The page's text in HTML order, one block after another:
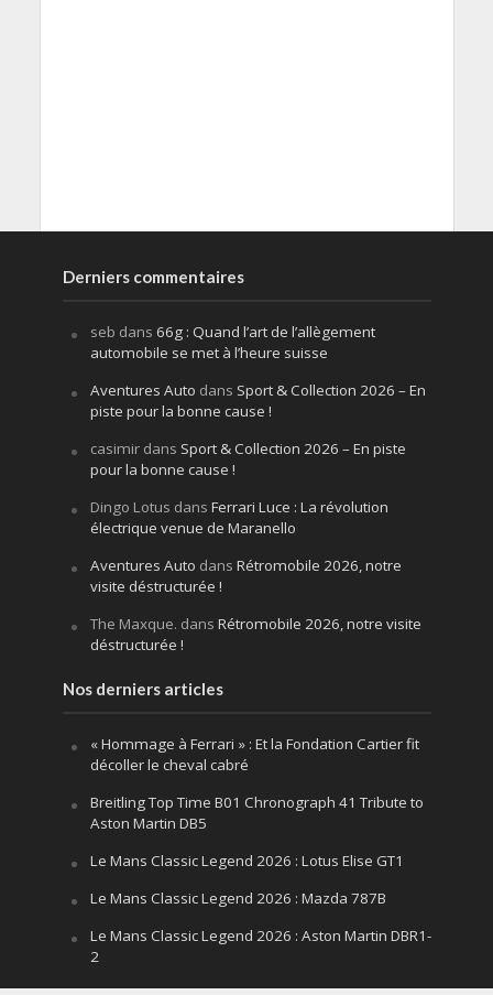
Derniers commentaires
seb dans 66g : Quand l’art de l’allègement
automobile se met à l’heure suisse
Aventures Auto dans Sport & Collection 2026 – En
piste pour la bonne cause !
casimirdans Sport & Collection 2026 – En piste
pour la bonne cause !
Dingo Lotus dans Ferrari Luce : La révolution
électrique venue de Maranello
Aventures Auto dans Rétromobile 2026, notre
visite déstructurée !
The Maxque. dans Rétromobile 2026, notre visite
déstructurée !
Nos derniers articles
« Hommage à Ferrari » : Et la Fondation Cartier fit
décoller le cheval cabré
Breitling Top Time B01 Chronograph 41 Tribute to
Aston Martin DB5
Le Mans Classic Legend 2026 : Lotus Elise GT1
Le Mans Classic Legend 2026 : Mazda 787B
Le Mans Classic Legend 2026 : Aston Martin DBR1-
2